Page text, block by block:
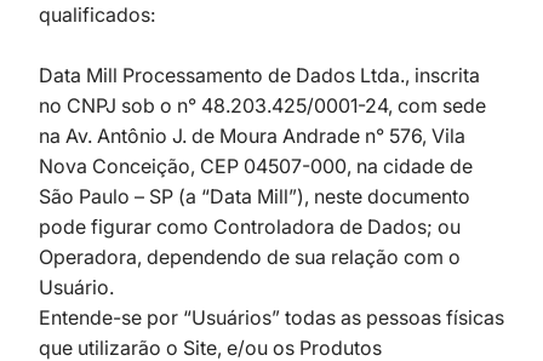
qualificados:
Data Mill Processamento de Dados Ltda., inscrita
no CNPJ sob o n° 48.203.425/0001-24, com sede
na Av. Antônio J. de Moura Andrade n° 576, Vila
Nova Conceição, CEP 04507-000, na cidade de
São Paulo – SP (a “Data Mill”), neste documento
pode figurar como Controladora de Dados; ou
Operadora, dependendo de sua relação com o
Usuário.
Entende-se por “Usuários” todas as pessoas físicas
que utilizarão o Site, e/ou os Produtos